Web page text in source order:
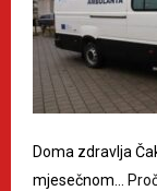
Doma zdravlja
mjesečnom…